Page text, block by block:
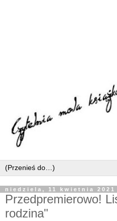
niedziela, 11 kwietnia 2021
Przedpremierowo!
rodzina"